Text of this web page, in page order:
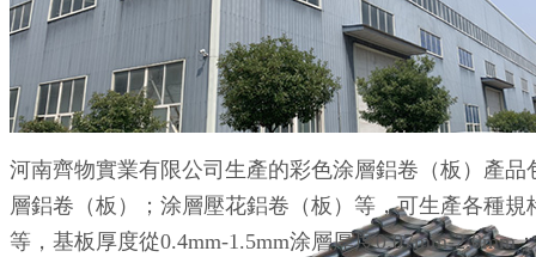
仿古瓦源頭廠家
仿古瓦面積大，重量輕，超強自潔功能，易于安裝和
河南齊物實業有限公司生產的彩色涂層鋁卷（板）產
層鋁卷（板）；涂層壓花鋁卷（板）等，可生產各種規
等，基板厚度從0.4mm-1.5mm涂層厚度0.07mm-2.0mm